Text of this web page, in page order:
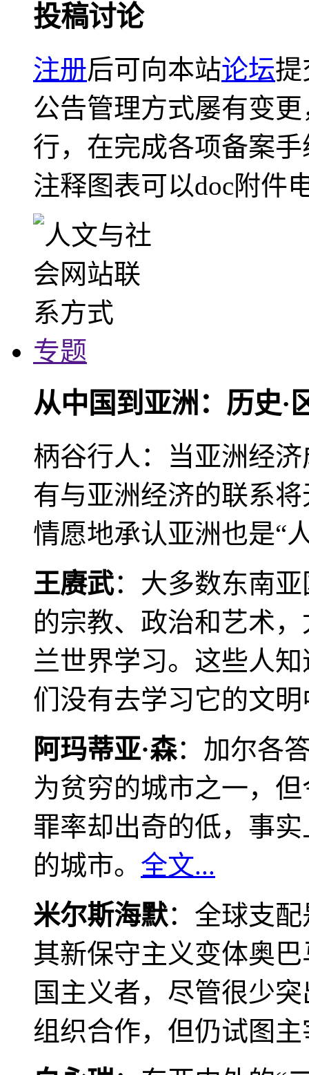
投稿讨论
注册后可向本站论坛提
公告管理方式屡有变
行，在完成各项备案
注释图表可以doc附件
专题
从中国到亚洲：历史·
柄谷行人：当亚洲经
有与亚洲经济的联系
情愿地承认亚洲也是“
王赓武：大多数东南
的宗教、政治和艺术
兰世界学习。这些人
们没有去学习它的文
阿玛蒂亚·森：加尔各
为贫穷的城市之一，
罪率却出奇的低，事
的城市。 全文...
米尔斯海默：全球支
其新保守主义变体奥
国主义者，尽管很少
组织合作，但仍试图